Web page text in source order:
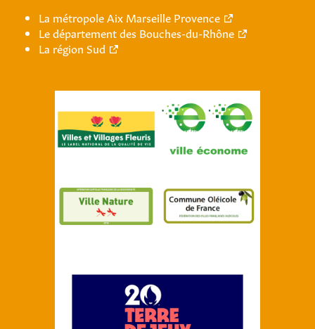
La métropole Aix Marseille Provence
Le département des Bouches-du-Rhône
La région Sud